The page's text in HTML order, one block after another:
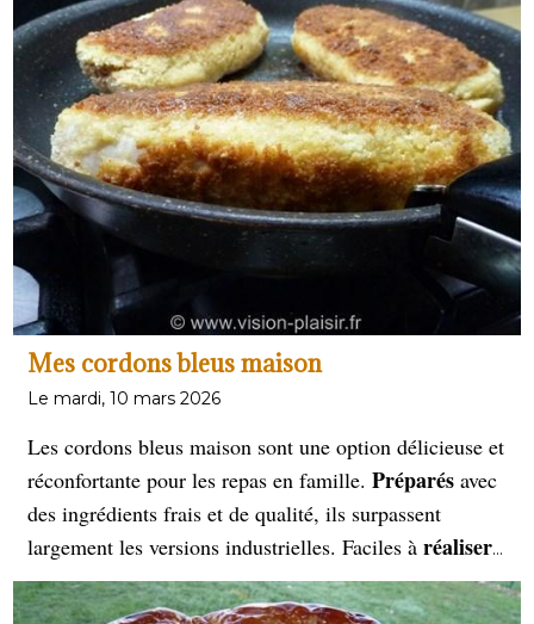
Parfaite pourgarnir des viandes, des volailles, des
tourtes oudes feuilletés, la duxelles apporte une
touche de sophistication et de finesse à chaque recette.
Mes cordons bleus maison
Le mardi, 10 mars 2026
Les cordons bleus maison sont une option délicieuse et
réconfortante pour les repas en famille. Préparés avec
des ingrédients frais et de qualité, ils surpassent
largement les versions industrielles. Faciles à réaliser,
ils offrent une panure croustillante et un cœur fondant
de fromage et de jambon, faisant de chaque bouchée